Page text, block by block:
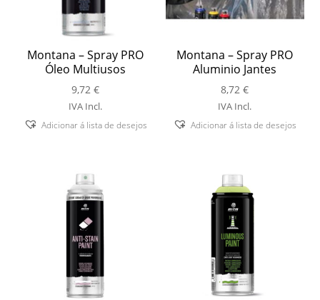
Montana – Spray PRO
Óleo Multiusos
9,72 €
IVA Incl.
Adicionar á lista de desejos
Montana – Spray PRO
Aluminio Jantes
8,72€
IVA Incl.
Adicionar á lista de desejos